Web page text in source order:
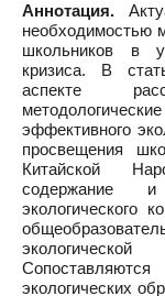
Аннотация.
необходимостью
школьников в
кризиса. В
аспекте
эффективного
просвещения
Китайской
содержание
экологического
экологических